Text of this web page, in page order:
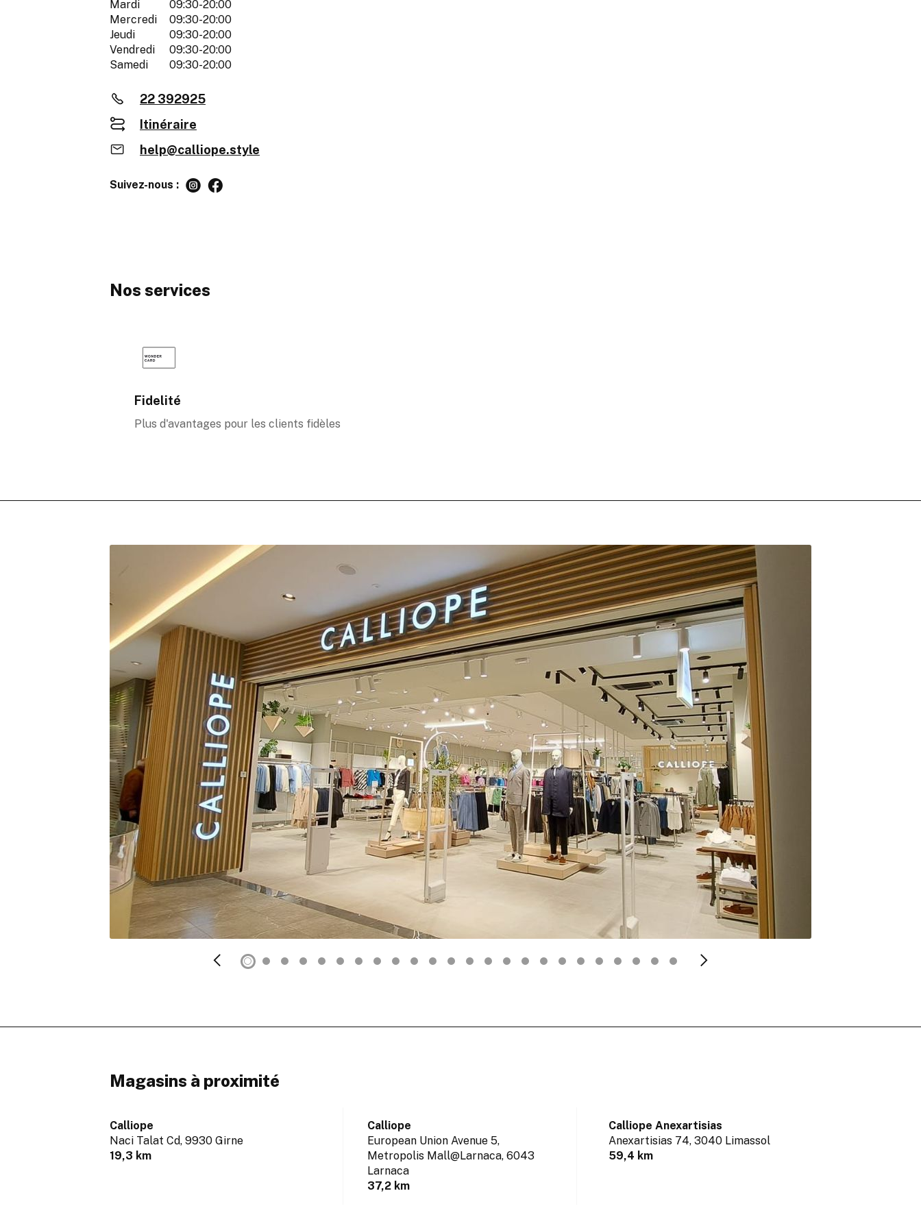
Mardi
09:30-20:00
Mercredi
09:30-20:00
Jeudi
09:30-20:00
Vendredi
09:30-20:00
Samedi
09:30-20:00
22 392925
Itinéraire
help@calliope.style
Suivez-nous :
Nos services
Fidelité
Plus d'avantages pour les clients fidèles
Magasins à proximité
Calliope
Naci Talat Cd, 9930 Girne
19,3 km
Calliope
European Union Avenue 5,
Metropolis Mall@Larnaca, 6043
Larnaca
37,2 km
Calliope Anexartisias
Anexartisias 74, 3040 Limassol
59,4 km